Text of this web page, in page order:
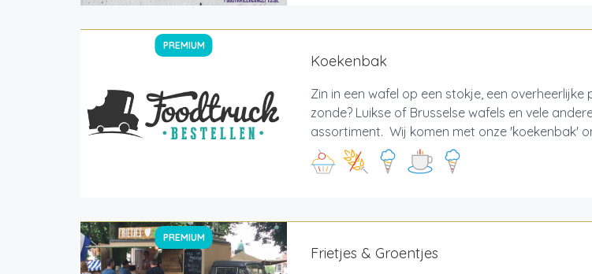
PREMIUM
Koekenbak
Zin in een wafel op een stokje, een
zonde? Luikse of Brusselse wafels en vele
assortiment. Wij komen met onze 'koekenbak'
PREMIUM
Frietjes & Groentjes